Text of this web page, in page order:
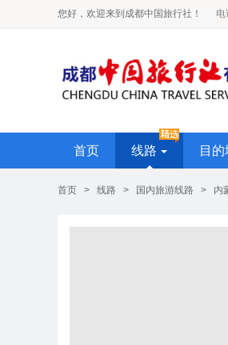
您好，欢迎来到成都中国旅行社！ 电
首页 线路 目的
首页 > 线路 > 国内旅游线路 > 内